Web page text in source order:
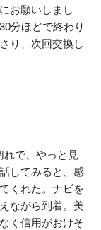
お願いしまし
分ほどで終わり
り、次回交換し
れで、やっと見
してみると、感
くれた。ナビを
ながら到着。美
く信用がおけそ